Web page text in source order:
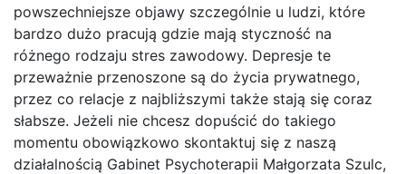
powszechniejsze objawy szczególnie u ludzi, które
bardzo dużo pracują gdzie mają styczność na
różnego rodzaju stres zawodowy. Depresje te
przeważnie przenoszone są do życia prywatnego,
przez co relacje z najbliższymi także stają się coraz
słabsze. Jeżeli nie chcesz dopuścić do takiego
momentu obowiązkowo skontaktuj się z naszą
działalnością Gabinet Psychoterapii Małgorzata Szulc,